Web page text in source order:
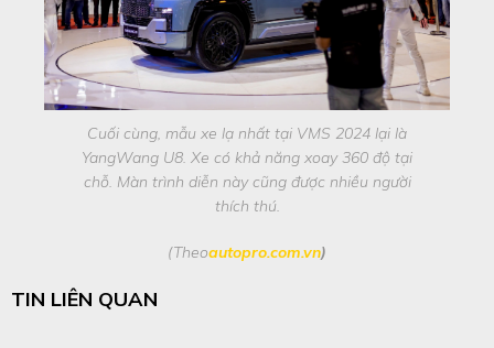
Cuối cùng, mẫu xe lạ nhất tại VMS 2024 lại là
YangWang U8. Xe có khả năng xoay 360 độ tại
chỗ. Màn trình diễn này cũng được nhiều người
thích thú.
(Theoautopro.com.vn)
TIN LIÊN QUAN